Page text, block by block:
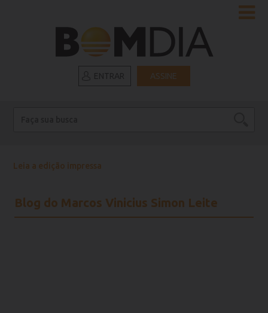
ASSINE
Leia a edição impressa
Blog do Marcos Vinicius Simon Leite